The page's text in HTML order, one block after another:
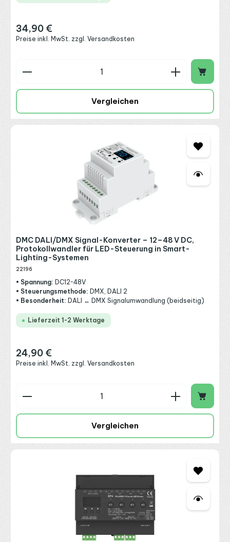
Regulärer Preis:
34,90 €
Preise inkl. MwSt. zzgl. Versandkosten
Produkt Anzahl: Gib den gewünschten Wert
Vergleichen
DMC DALI/DMX Signal-Konverter – 12–48 V DC,
Protokollwandler für LED-Steuerung in Smart-
Lighting-Systemen
22196
• Spannung: DC12~48V
• Steuerungsmethode: DMX, DALI 2
• Besonderheit: DALI ↔ DMX Signalumwandlung (beidseitig)
Lieferzeit 1-2 Werktage
Regulärer Preis:
24,90 €
Preise inkl. MwSt. zzgl. Versandkosten
Produkt Anzahl: Gib den gewünschten Wert
Vergleichen